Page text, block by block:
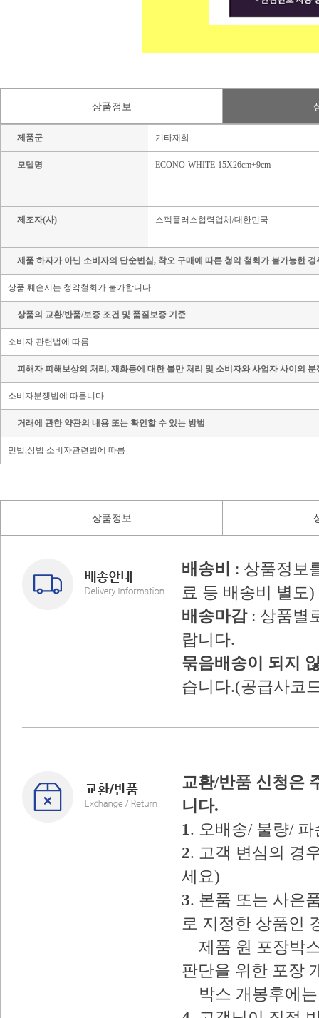
상품정보
제품군 기타재화
모델명 ECONO-WHITE-15X26cm+9cm
제조자(사) 스펙플러스협력업체/대한민국
제품 하자가 아닌 소비자의 단순변심, 착오 구매에 따른 청약 철회가 불가능한
상품 훼손시는 청약철회가 불가합니다.
상품의 교환/반품/보증 조건 및 품질보증 기준
소비자 관련법에 따름
피해자 피해보상의 처리, 재화등에 대한 불만 처리 및 소비자와 사업자 사이의
소비자분쟁법에 따릅니다
거래에 관한 약관의 내용 또는 확인할 수 있는 방법
민법,상법 소비자관련법에 따름
상품정보
배송비
: 상품정보
료 등 배송비 별도)
배송마감: 상품별
랍니다.
묶음배송이 되지
습니다.(공급사코
교환/반품 신청은
니다.
1. 오배송/ 불량/
2. 고객 변심의 경
세요)
3. 본품 또는 사은
로 지정한 상품인
제품 원 포장박
판단을 위한 포장
박스 개봉후에는